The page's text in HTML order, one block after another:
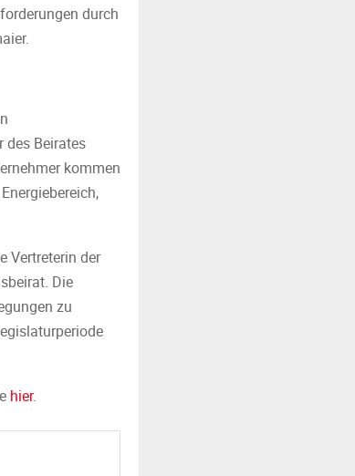
durch
des Beirates
kommen
Vertreterin der
Die
zu
hier.